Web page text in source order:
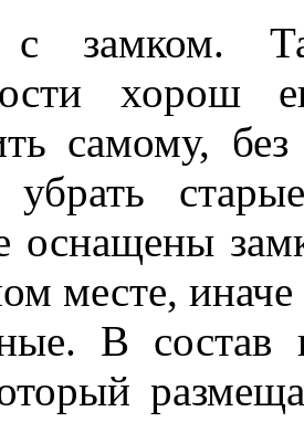
с замком.
самому,
убрать
оснащены
месте,
В состав